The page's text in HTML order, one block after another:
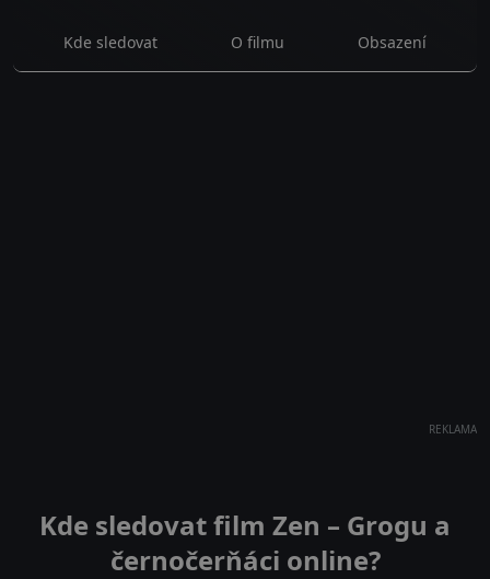
Kde sledovat O filmu Obsazení
REKLAMA
Kde sledovat film Zen – Grogu a
černočerňáci online?